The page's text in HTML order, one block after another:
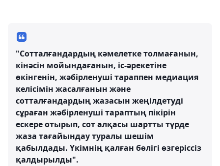
"Сотталғандардың кәмелетке толмағанын,
кінәсін мойындағанын, іс-әрекетіне
өкінгенін, жәбірленуші тараппен медиация
келісімін жасалғанын және
сотталғандардың жазасын жеңілдетуді
сұраған жәбірленуші тараптың пікірін
ескере отырып, сот алқасы шартты түрде
жаза тағайындау туралы шешім
қабылдады. Үкімнің қалған бөлігі өзгеріссіз
қалдырылды".